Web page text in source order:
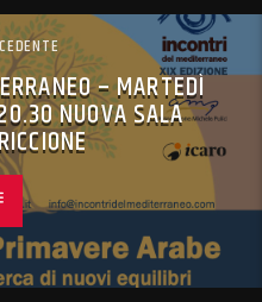
– MARTEDÌ
NUOVA SALA